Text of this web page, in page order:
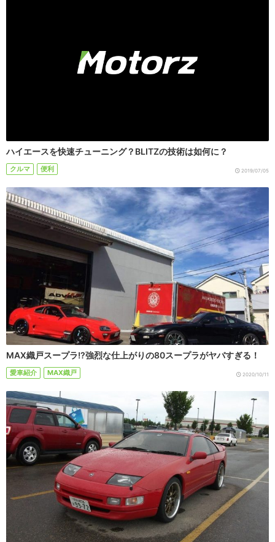
ハイエースを快速チューニング？BLITZの技術は如何に？
クルマ 便利 2019/07/05
MAX織戸スープラ!?強烈な仕上がりの80スープラがヤバすぎる！
愛車紹介 MAX織戸 2020/10/11